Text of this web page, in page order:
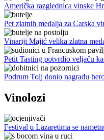
Američka razglednica vinske
Pet zlatnih medalja za Carska
Vinariji Majić velika zlatna
Petit Tasting potvrdio veljaču
Podrum Tolj donio nagradu
Vinolozi
Festival u Lazaretima se